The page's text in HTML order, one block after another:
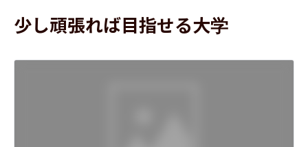
少し頑張れば目指せる大学